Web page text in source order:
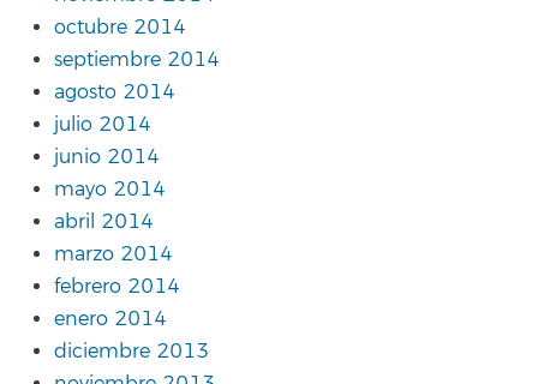
octubre 2014
septiembre 2014
agosto 2014
julio 2014
junio 2014
mayo 2014
abril 2014
marzo 2014
febrero 2014
enero 2014
diciembre 2013